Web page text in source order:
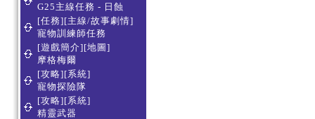
G25主線任務 - 日蝕
[任務][主線/故事劇情]
寵物訓練師任務
[遊戲簡介][地圖]
摩格梅爾
[攻略][系統]
寵物探險隊
[攻略][系統]
精靈武器